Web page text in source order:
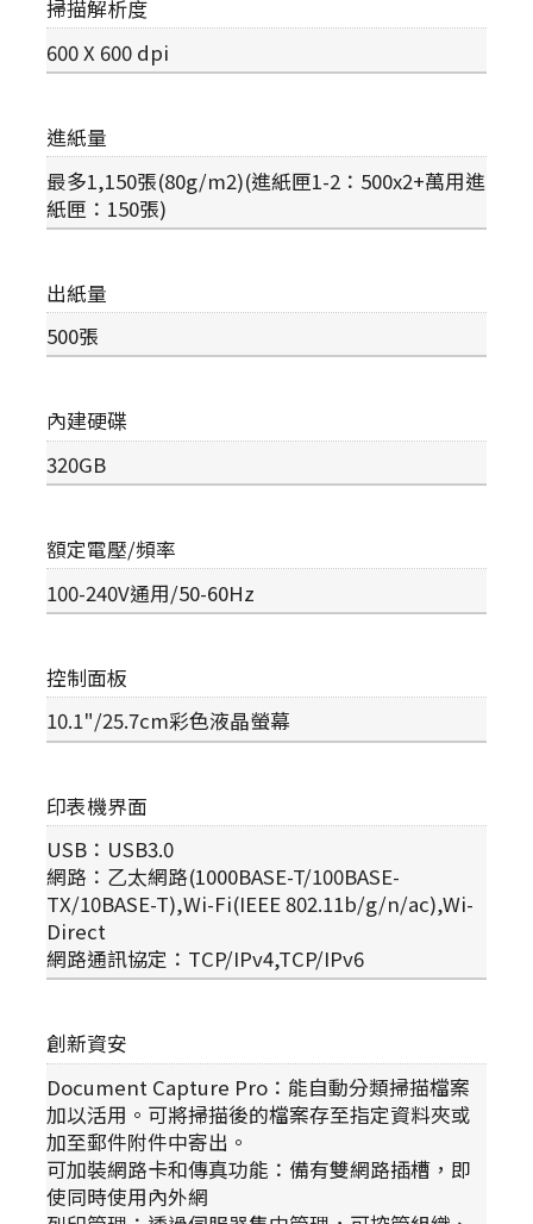
掃描解析度
600 X 600 dpi
進紙量
最多1,150張(80g/m2)(進紙匣1-2：500x2+萬用進
紙匣：150張)
出紙量
500張
內建硬碟
320GB
額定電壓/頻率
100-240V通用/50-60Hz
控制面板
10.1"/25.7cm彩色液晶螢幕
印表機界面
USB：USB3.0
網路：乙太網路(1000BASE-T/100BASE-
TX/10BASE-T),Wi-Fi(IEEE 802.11b/g/n/ac),Wi-
Direct
網路通訊協定：TCP/IPv4,TCP/IPv6
創新資安
Document Capture Pro：能自動分類掃描檔案
加以活用。可將掃描後的檔案存至指定資料夾或
加至郵件附件中寄出。
可加裝網路卡和傳真功能：備有雙網路插槽，即
使同時使用內外網